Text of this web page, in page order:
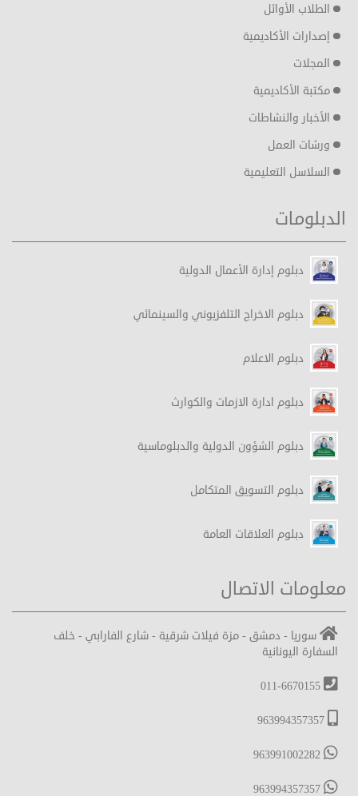
الطلاب الأوائل
إصدارات الأكاديمية
المجلات
مكتبة الأكاديمية
الأخبار والنشاطات
ورشات العمل
السلاسل التعليمية
الدبلومات
دبلوم إدارة الأعمال الدولية
دبلوم الاخراج التلفزيوني والسينمائي
دبلوم الاعلام
دبلوم ادارة الازمات والكوارث
دبلوم الشؤون الدولية والدبلوماسية
دبلوم التسويق المتكامل
دبلوم العلاقات العامة
معلومات الاتصال
سوريا - دمشق - مزة فيلات شرقية - شارع الفارابي - خلف
السفارة اليونانية